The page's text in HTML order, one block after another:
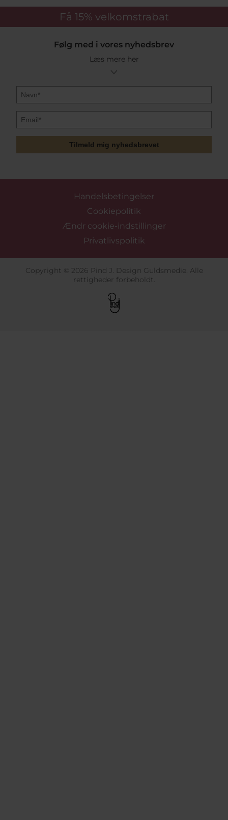
Få 15% velkomstrabat
Følg med i vores nyhedsbrev
Læs mere her
Tilmeld mig nyhedsbrevet
Handelsbetingelser
Cookiepolitik
Ændr cookie-indstillinger
Privatlivspolitik
Copyright © 2026 Pind J. Design Guldsmedie. Alle
rettigheder forbeholdt.